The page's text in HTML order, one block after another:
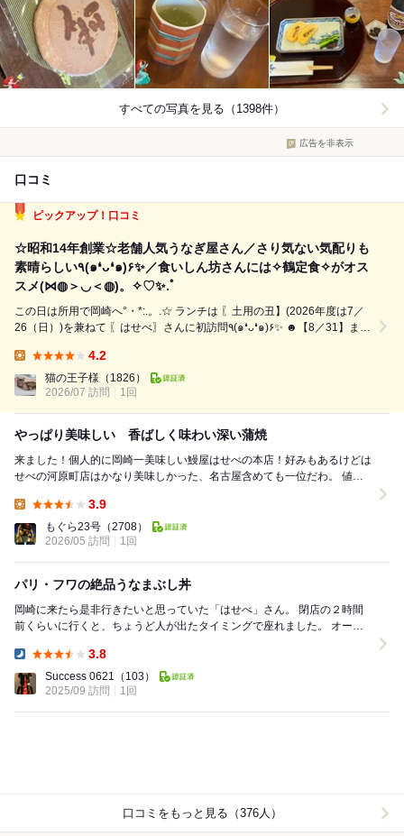
すべての写真を見る（1398件）
広告を非表示
口コミ
ピックアップ！口コミ
☆昭和14年創業☆老舗人気うなぎ屋さん／さり気ない気配りも
素晴らしい٩(๑❛ᴗ❛๑)۶✨️／食いしん坊さんには✧鶴定食✧がオス
スメ(⋈◍＞◡＜◍)。✧♡✨.ﾟ
この日は所用で岡崎へ°・*:.。.☆ ランチは 〖土用の丑】(2026年度は7／
26（日）)を兼ねて 〖はせべ〗さんに初訪問٩(๑❛ᴗ❛๑)۶✨️ ☻【8／31】まで
した(｡☌ᴗ☌｡) ✩.｡……...
4.2
猫の王子様 （1826）
2026/07 訪問
1回
やっぱり美味しい 香ばしく味わい深い蒲焼
来ました！個人的に岡崎一美味しい鰻屋はせべの本店！好みもあるけどは
せべの河原町店はかなり美味しかった、名古屋含めても一位だわ。 値段
3.9
もぐら23号 （2708）
2026/05 訪問
1回
パリ・フワの絶品うなまぶし丼
岡崎に来たら是非行きたいと思っていた「はせべ」さん。 閉店の２時間
前くらいに行くと、ちょうど人が出たタイミングで座れました。 オーダ
3.8
Success 0621 （103）
2025/09 訪問
1回
口コミをもっと見る（376人）